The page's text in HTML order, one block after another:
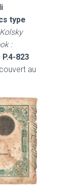
type
:
P.4-823
au